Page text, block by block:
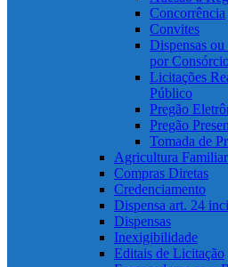
Concorrência
Convites
Dispensas
por
Licitações
Público
Pregão
Pregão
Tomada de
Agricultura Familiar
Compras Diretas
Credenciamento
Dispensa art. 24
Dispensas
Inexigibilidade
Editais de Licitação